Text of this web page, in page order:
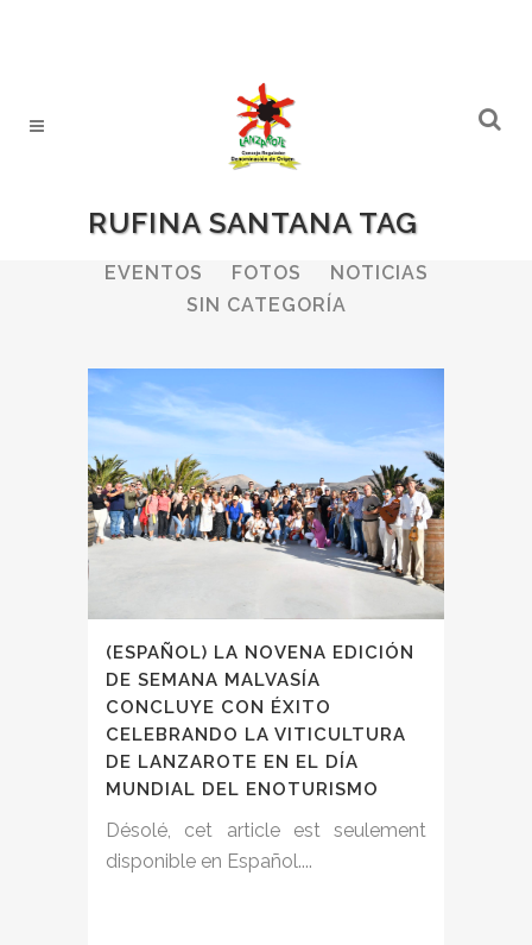
RUFINA SANTANA TAG
ALL BODEGAS
BOLETINES
EVENTOS
FOTOS
NOTICIAS
SIN CATEGORÍA
(ESPAÑOL) LA NOVENA EDICIÓN
DE SEMANA MALVASÍA
CONCLUYE CON ÉXITO
CELEBRANDO LA VITICULTURA
DE LANZAROTE EN EL DÍA
MUNDIAL DEL ENOTURISMO
Désolé, cet article est seulement
disponible en Español....